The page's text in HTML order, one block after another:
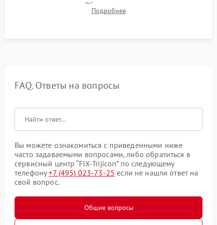
механизма поправок. Обязательное испытание прицела на
ударном стенде для проверки устойчивости к отдаче и
Подробнее
FAQ. Ответы на вопросы
Вы можете ознакомиться с приведенными ниже
часто задаваемыми вопросами, либо обратиться в
сервисный центр “FIX-Trijicon” по следующему
телефону+7 (495) 023-73-25 если не нашли ответ на
свой вопрос.
Общие вопросы